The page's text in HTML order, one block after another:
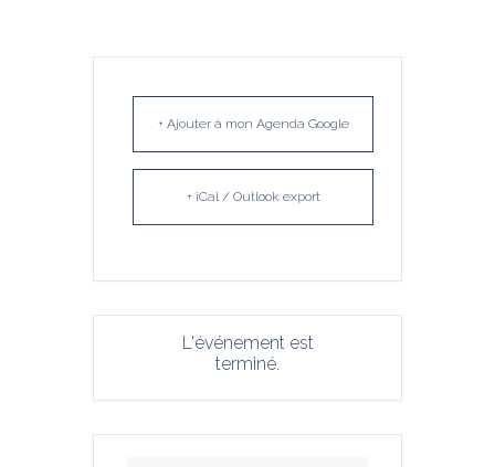
+ Ajouter à mon Agenda Google
+ iCal / Outlook export
L'événement est
terminé.